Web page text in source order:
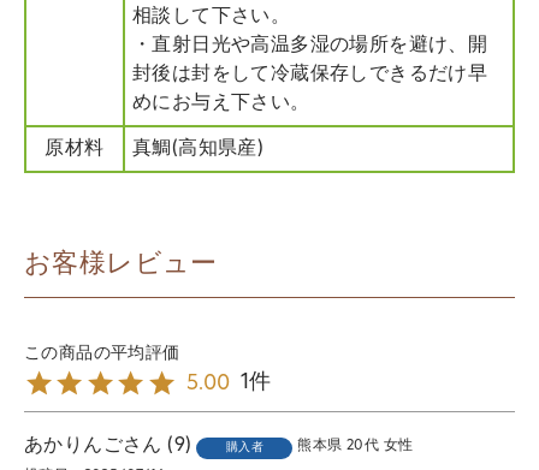
相談して下さい。
・直射日光や高温多湿の場所を避け、開
封後は封をして冷蔵保存しできるだけ早
めにお与え下さい。
原材料 真鯛(高知県産)
お客様レビュー
5.00 1
あかりんご 9 購入者 熊本県 20代 女性